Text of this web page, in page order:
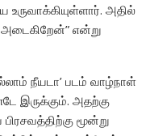
அதில்
அடைகிறேன்” என்று
நீயடா’ படம் வாழ்நாள்
இருக்கும். அதற்கு
மூன்று